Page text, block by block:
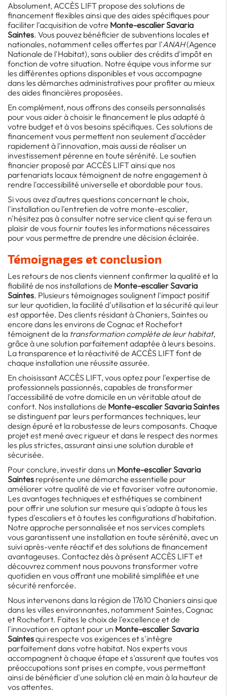
Absolument, ACCÈS LIFT propose des solutions de
financement flexibles ainsi que des aides spécifiques pour
faciliter l'acquisition de votre Monte-escalier Savaria
Saintes. Vous pouvez bénéficier de subventions locales et
nationales, notamment celles offertes par l'ANAH(Agence
Nationale de l'Habitat), sans oublier des crédits d'impôt en
fonction de votre situation. Notre équipe vous informe sur
les différentes options disponibles et vous accompagne
dans les démarches administratives pour profiter au mieux
des aides financières proposées.
En complément, nous offrons des conseils personnalisés
pour vous aider à choisir le financement le plus adapté à
votre budget et à vos besoins spécifiques. Ces solutions de
financement vous permettent non seulement d'accéder
rapidement à l'innovation, mais aussi de réaliser un
investissement pérenne en toute sérénité. Le soutien
financier proposé par ACCÈS LIFT ainsi que nos
partenariats locaux témoignent de notre engagement à
rendre l'accessibilité universelle et abordable pour tous.
Si vous avez d'autres questions concernant le choix,
l'installation ou l'entretien de votre monte-escalier,
n'hésitez pas à consulter notre service client qui se fera un
plaisir de vous fournir toutes les informations nécessaires
pour vous permettre de prendre une décision éclairée.
Témoignages et conclusion
Les retours de nos clients viennent confirmer la qualité et la
fiabilité de nos installations de Monte-escalier Savaria
Saintes. Plusieurs témoignages soulignent l'impact positif
sur leur quotidien, la facilité d'utilisation et la sécurité qui leur
est apportée. Des clients résidant à Chaniers, Saintes ou
encore dans les environs de Cognac et Rochefort
témoignent de la transformation complète de leur habitat,
grâce à une solution parfaitement adaptée à leurs besoins.
La transparence et la réactivité de ACCÈS LIFT font de
chaque installation une réussite assurée.
En choisissant ACCÈS LIFT, vous optez pour l'expertise de
professionnels passionnés, capables de transformer
l'accessibilité de votre domicile en un véritable atout de
confort. Nos installations de Monte-escalier Savaria Saintes
se distinguent par leurs performances techniques, leur
design épuré et la robustesse de leurs composants. Chaque
projet est mené avec rigueur et dans le respect des normes
les plus strictes, assurant ainsi une solution durable et
sécurisée.
Pour conclure, investir dans un Monte-escalier Savaria
Saintes représente une démarche essentielle pour
améliorer votre qualité de vie et favoriser votre autonomie.
Les avantages techniques et esthétiques se combinent
pour offrir une solution sur mesure qui s'adapte à tous les
types d'escaliers et à toutes les configurations d'habitation.
Notre approche personnalisée et nos services complets
vous garantissent une installation en toute sérénité, avec un
suivi après-vente réactif et des solutions de financement
avantageuses. Contactez dès à présent ACCÈS LIFT et
découvrez comment nous pouvons transformer votre
quotidien en vous offrant une mobilité simplifiée et une
sécurité renforcée.
Nous intervenons dans la région de 17610 Chaniers ainsi que
dans les villes environnantes, notamment Saintes, Cognac
et Rochefort. Faites le choix de l'excellence et de
l'innovation en optant pour un Monte-escalier Savaria
Saintesqui respecte vos exigences et s'intègre
parfaitement dans votre habitat. Nos experts vous
accompagnent à chaque étape et s'assurent que toutes vos
préoccupations sont prises en compte, vous permettant
ainsi de bénéficier d'une solution clé en main à la hauteur de
vos attentes.